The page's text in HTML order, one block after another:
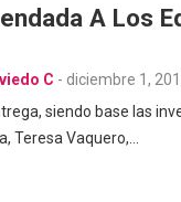
A Los
C - diciembre 1,
siendo base las
Teresa Vaquero,…